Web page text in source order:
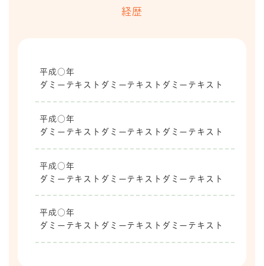
経歴
平成○年
ダミーテキストダミーテキストダミーテキスト
平成○年
ダミーテキストダミーテキストダミーテキスト
平成○年
ダミーテキストダミーテキストダミーテキスト
平成○年
ダミーテキストダミーテキストダミーテキスト